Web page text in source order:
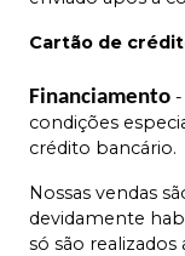
Cartão de
Financiamento
condições
crédito bancário.
Nossas vendas
devidamente
só são